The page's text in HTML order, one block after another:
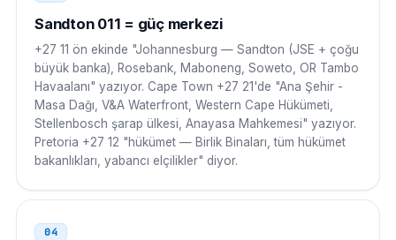
BAE
00 27 11 NNN NNNN
Hindistan
00 27 11 NNN NNNN
Çin
Japonya
Sandton 011 = güç merkezi
+27 11 ön ekinde "Johannesburg — Sandton (JSE + çoğu
büyük banka), Rosebank, Maboneng, Soweto, OR Tambo
Havaalanı" yazıyor. Cape Town +27 21'de "Ana Şehir -
Masa Dağı, V&A Waterfront, Western Cape Hükümeti,
Stellenbosch şarap ülkesi, Anayasa Mahkemesi" yazıyor.
Pretoria +27 12 "hükümet — Birlik Binaları, tüm hükümet
bakanlıkları, yabancı elçilikler" diyor.
04